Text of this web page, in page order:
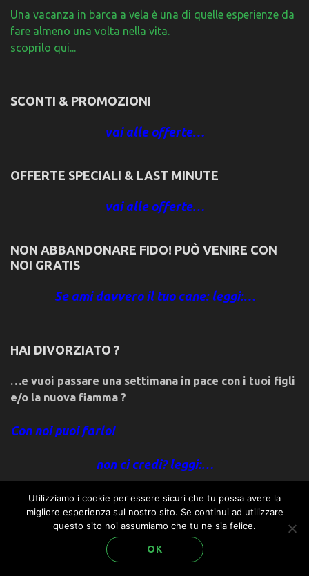
Una vacanza in barca a vela è una di quelle esperienze da
fare almeno una volta nella vita.
scoprilo qui...
SCONTI & PROMOZIONI
vai alle offerte…
OFFERTE SPECIALI & LAST MINUTE
vai alle offerte…
NON ABBANDONARE FIDO! PUÒ VENIRE CON
NOI GRATIS
Se ami davvero il tuo cane: leggi:…
HAI DIVORZIATO ?
…e vuoi passare una settimana in pace con i tuoi figli
e/o la nuova fiamma ?
Con noi puoi farlo!
non ci credi? leggi:…
REGISTRATI PER AVERE ACCESSO AGLI SCONTI &
PROMOZIONI,Offerte Speciali & Last Minute… non
perdete le occasioni migliori!!ISCRIVITI SUBITO!
Utilizziamo i cookie per essere sicuri che tu possa avere la
migliore esperienza sul nostro sito. Se continui ad utilizzare
questo sito noi assumiamo che tu ne sia felice.
OK